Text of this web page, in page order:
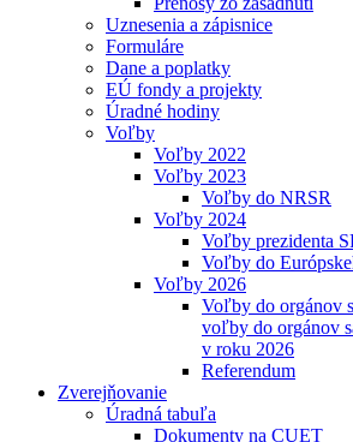
Uznesenia a zápisnice
Formuláre
Dane a poplatky
EÚ fondy a projekty
Úradné hodiny
Voľby
Voľby 2022
Voľby 2023
Voľby do NRSR
Voľby 2024
Voľby prezidenta
Voľby do
Voľby 2026
Voľby do orgánov
voľby do orgánov
v roku 2026
Referendum
Zverejňovanie
Úradná tabuľa
Dokumenty na CUET